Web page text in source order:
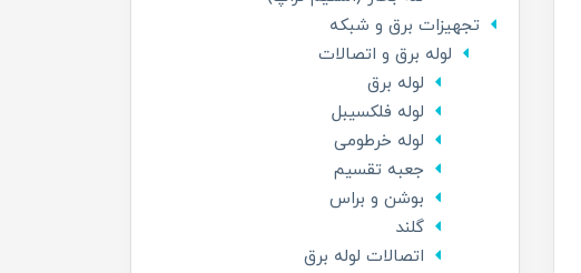
تجهیزات برق و شبکه
لوله برق و اتصالات
لوله برق
لوله فلکسیبل
لوله خرطومی
جعبه تقسیم
بوشن و براس
گلند
اتصالات لوله برق